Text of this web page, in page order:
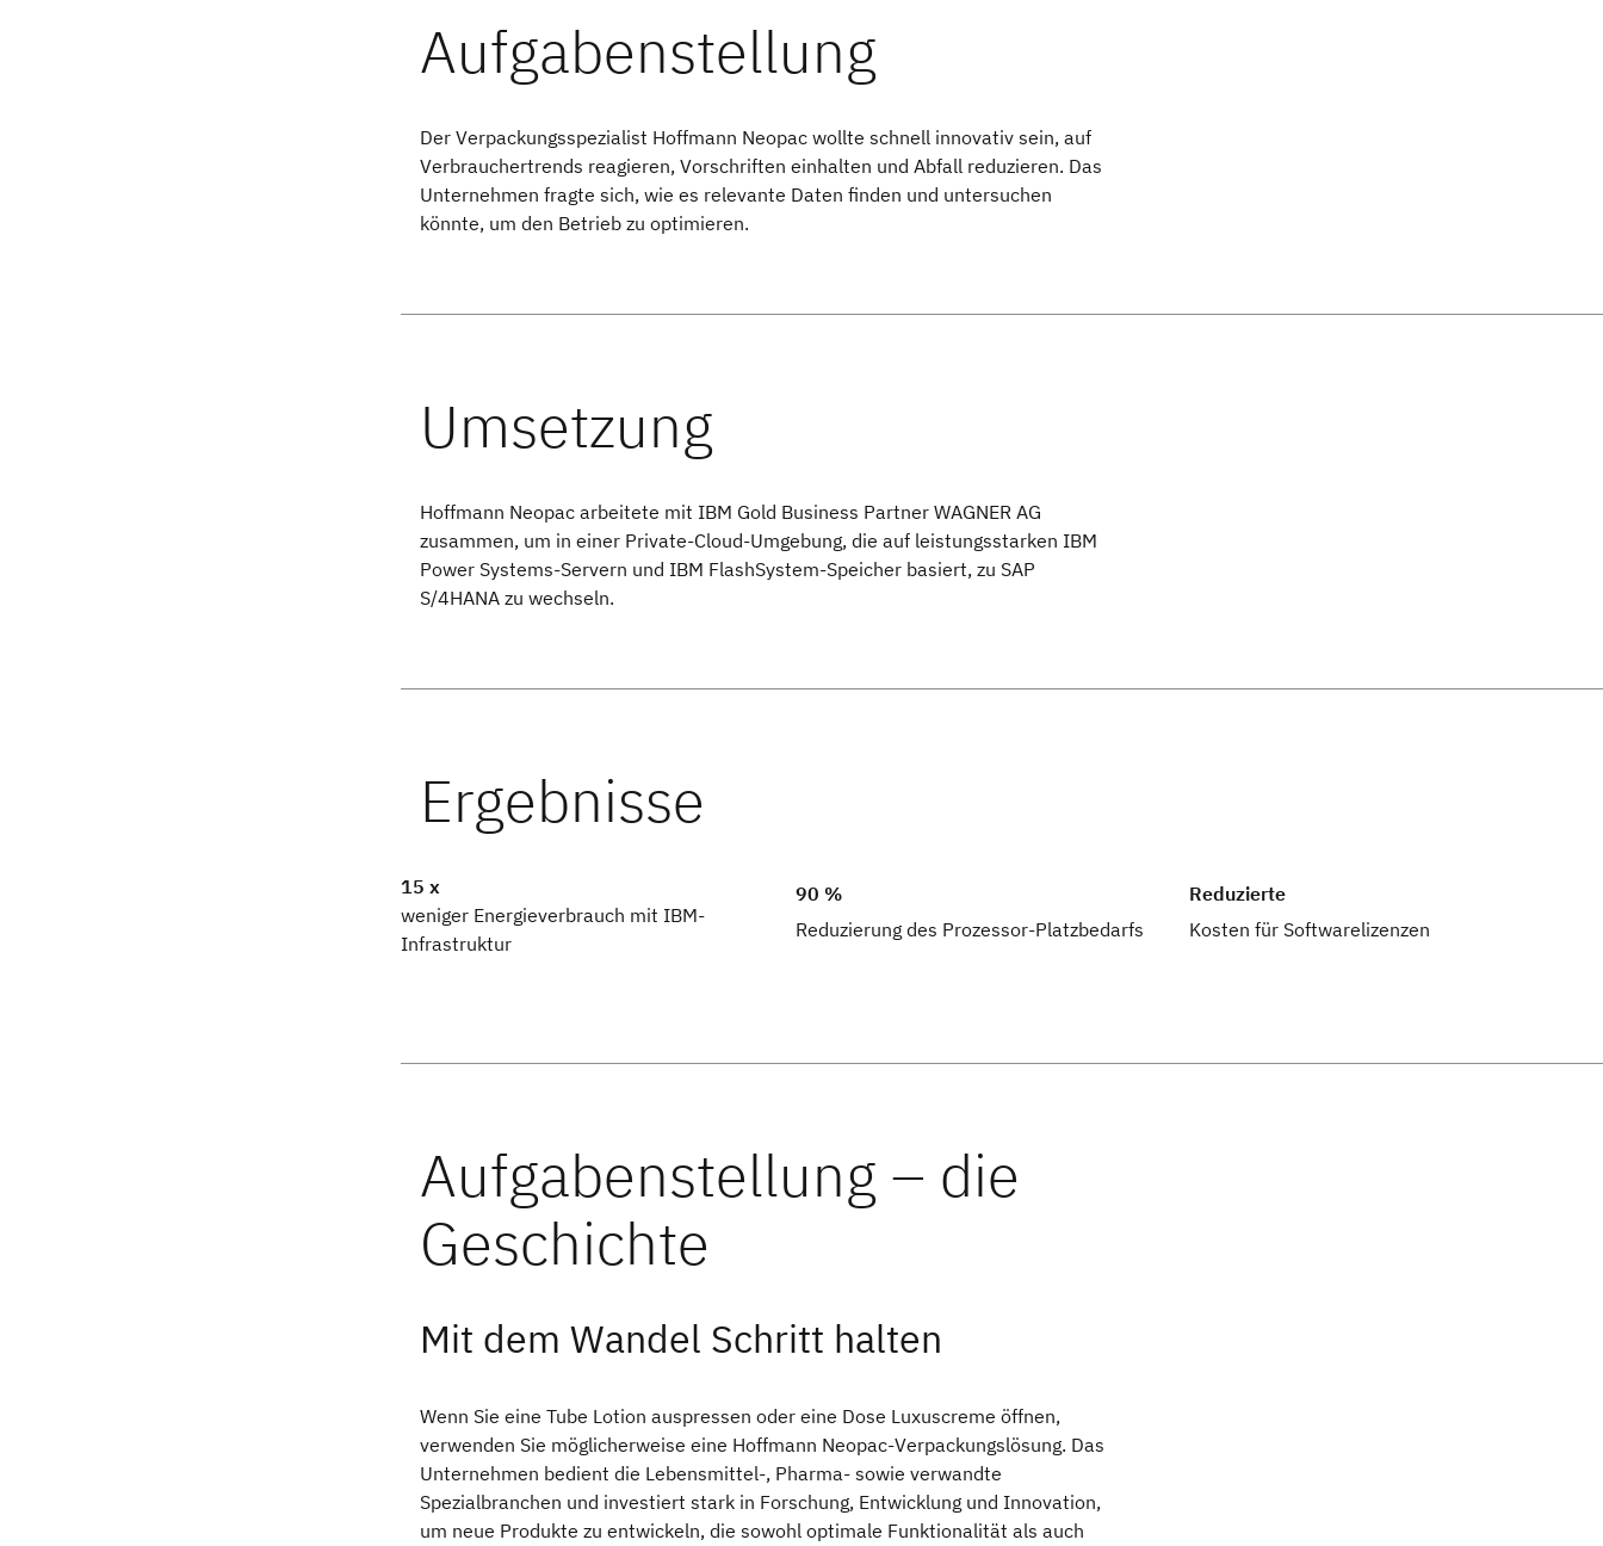
Der Verpackungsspezialist Hoffmann Neopac wollte schnell innovativ sein, auf
Verbrauchertrends reagieren, Vorschriften einhalten und Abfall reduzieren. Das
Unternehmen fragte sich, wie es relevante Daten finden und untersuchen
könnte, um den Betrieb zu optimieren.
Hoffmann Neopac arbeitete mit IBM Gold Business Partner WAGNER AG
zusammen, um in einer Private-Cloud-Umgebung, die auf leistungsstarken IBM
Power Systems-Servern und IBM FlashSystem-Speicher basiert, zu SAP
S/4HANA zu wechseln.
15 x
weniger Energieverbrauch mit IBM-
Infrastruktur
90 %
Reduzierung des Prozessor-Platzbedarfs
Reduzierte
Kosten für Softwarelizenzen
Mit dem Wandel Schritt halten
Wenn Sie eine Tube Lotion auspressen oder eine Dose Luxuscreme öffnen,
verwenden Sie möglicherweise eine Hoffmann Neopac-Verpackungslösung. Das
Unternehmen bedient die Lebensmittel-, Pharma- sowie verwandte
Spezialbranchen und investiert stark in Forschung, Entwicklung und Innovation,
um neue Produkte zu entwickeln, die sowohl optimale Funktionalität als auch